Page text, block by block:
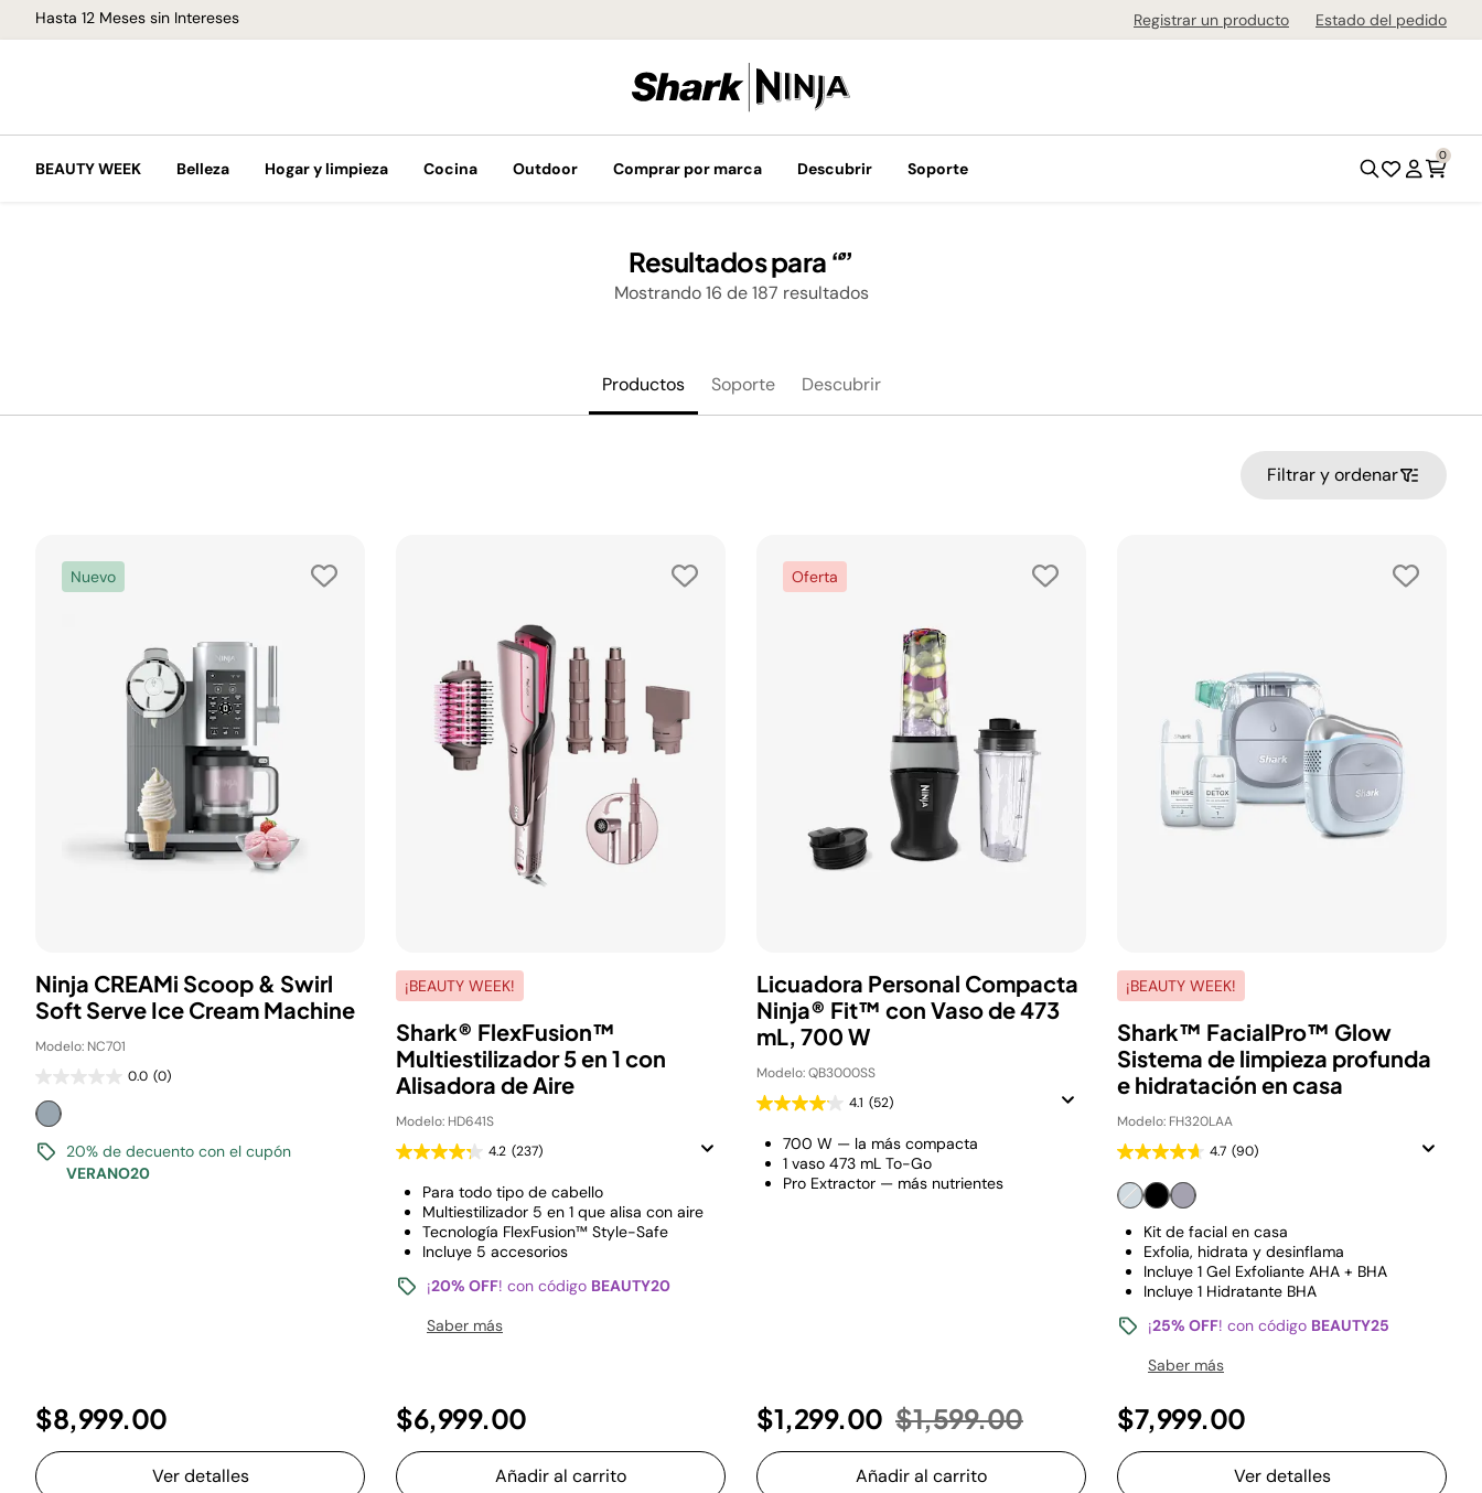
Hasta 12 Meses sin Intereses ¡Envíos GRATIS de 1-3 días en todo el país!Registrar un producto Estado del pedido
BEAUTY WEEK Belleza Hogar y limpieza Cocina Outdoor Comprar por marca Descubrir Soporte
0
Resultados para
Mostrando 16 de 187 resultados
Productos Soporte Descubrir
Filtrar y ordenar
Nuevo
Ninja CREAMi Scoop & Swirl
Soft Serve Ice Cream Machine
Modelo: NC701
0.0 (0)
20% de decuento con el cupón
VERANO20
$8,999.00
Ver detalles
¡BEAUTY WEEK!
Shark® FlexFusion™
Multiestilizador 5 en 1 con
Alisadora de Aire
Modelo: HD641S
4.2 (237)
Para todo tipo de cabello
Multiestilizador 5 en 1 que alisa con aire
Tecnología FlexFusion™ Style-Safe
Incluye 5 accesorios
¡20% OFF! con código BEAUTY20
Saber más
$6,999.00
Añadir al carrito
Oferta
Licuadora Personal Compacta
Ninja® Fit™ con Vaso de 473
mL, 700 W
Modelo: QB3000SS
4.1 (52)
700 W — la más compacta
1 vaso 473 mL To-Go
Pro Extractor — más nutrientes
$1,299.00 Precio reducido de
$1,599.00a
Añadir al carrito
¡BEAUTY WEEK!
Shark™ FacialPro™ Glow
Sistema de limpieza profunda
e hidratación en casa
Modelo: FH320LAA
4.7 (90)
Kit de facial en casa
Exfolia, hidrata y desinflama
Incluye 1 Gel Exfoliante AHA + BHA
Incluye 1 Hidratante BHA
¡25% OFF! con código BEAUTY25
Saber más
$7,999.00
Ver detalles